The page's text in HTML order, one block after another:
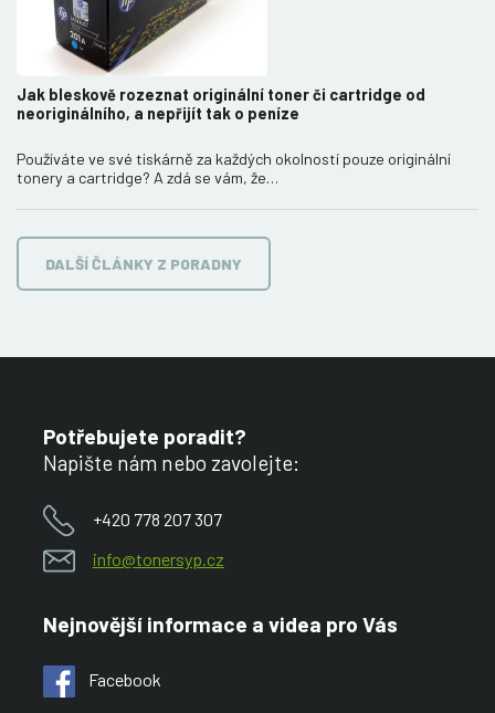
Jak bleskově rozeznat originální toner či cartridge od
neoriginálního, a nepřijít tak o peníze
Používáte ve své tiskárně za každých okolností pouze originální
tonery a cartridge? A zdá se vám, že…
DALŠÍ ČLÁNKY Z PORADNY
Potřebujete poradit?
Napište nám nebo zavolejte:
+420 778 207 307
info@tonersyp.cz
Nejnovější informace a videa pro Vás
Facebook